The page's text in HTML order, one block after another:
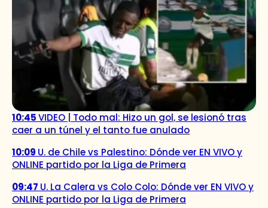
10:45VIDEO | Todo mal: Hizo un gol, se lesionó tras
caer a un túnel y el tanto fue anulado
10:09 U. de Chile vs Palestino: Dónde ver EN VIVO y
ONLINE partido por la Liga de Primera
09:47 U. La Calera vs Colo Colo: Dónde ver EN VIVO y
ONLINE partido por la Liga de Primera